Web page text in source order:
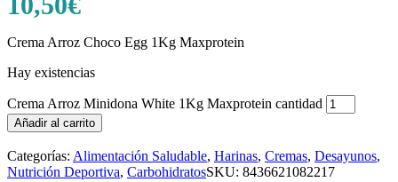
Crema Arroz Choco Egg 1Kg Maxprotein
Hay existencias
Crema Arroz Minidona White 1Kg Maxprotein cantidad
Añadir al carrito
Categorías: Alimentación Saludable, Harinas, Cremas, Desayunos,
Nutrición Deportiva, CarbohidratosSKU: 8436621082217